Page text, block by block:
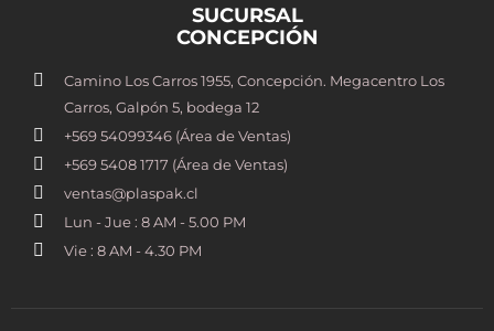
SUCURSAL
CONCEPCIÓN
Camino Los Carros 1955, Concepción. Megacentro Los
Carros, Galpón 5, bodega 12
+569 54099346 (Área de Ventas)
+569 5408 1717 (Área de Ventas)
ventas@plaspak.cl
Lun - Jue : 8 AM - 5.00 PM
Vie : 8 AM - 4.30 PM